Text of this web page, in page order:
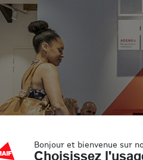
Bonjour et bienvenue sur
Choisissez